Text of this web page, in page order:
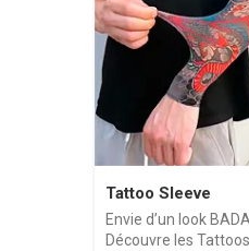
Tattoo Sleeve
Envie d’un look
Découvre les